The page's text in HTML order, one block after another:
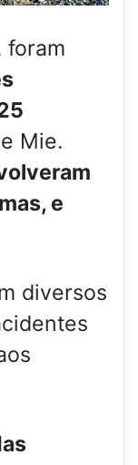
foram
Mie.
e
diversos